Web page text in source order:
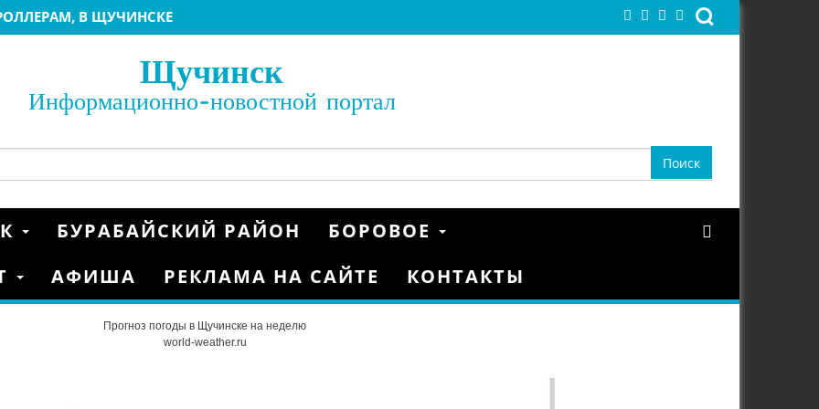
В ЩУЧИНСКЕ
2022
ГРУППОВОГО ЭТАПА КУБКА КАЗАХСТАНА
Г.ЩУЧИНСК
Щучинск
Информационно-новостной портал
БУРАБАЙСКИЙ РАЙОН
БОРОВОЕ
АФИША РЕКЛАМА НА САЙТЕ КОНТАКТЫ
Прогноз погоды в Щучинске на неделю
world-weather.ru